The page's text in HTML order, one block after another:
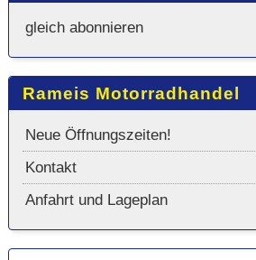
gleich abonnieren
Rameis Motorradhandel
Neue Öffnungszeiten!
Kontakt
Anfahrt und Lageplan